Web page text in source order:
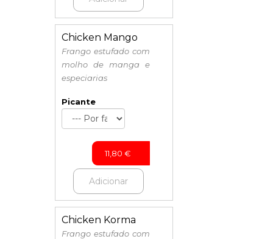
Chicken Mango
Frango estufado com
molho de manga e
especiarias
Picante
11,80 €
Adicionar
Chicken Korma
Frango estufado com